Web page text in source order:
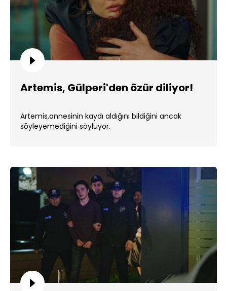
Artemis, Gülperi'den özür diliyor!
Artemis,annesinin kaydı aldığını bildiğini ancak
söyleyemediğini söylüyor.